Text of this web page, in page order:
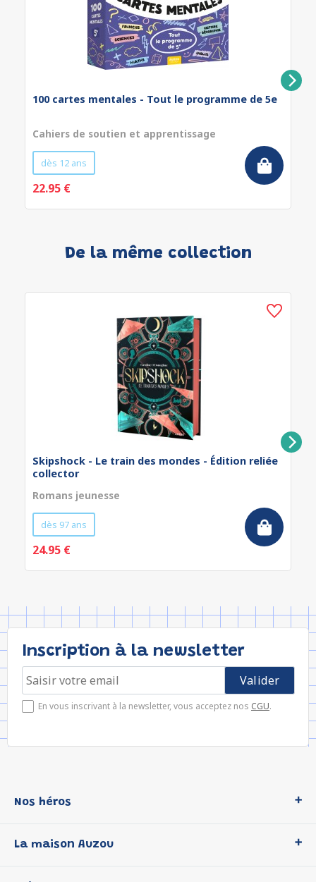
100 cartes mentales - Tout le programme de 5e
Cahiers de soutien et apprentissage
dès 12 ans
22.95 €
De la même collection
Skipshock - Le train des mondes - Édition reliée
collector
Romans jeunesse
dès 97 ans
24.95 €
Inscription à la newsletter
En vous inscrivant à la newsletter, vous acceptez nos CGU.
Nos héros
P'tit Loup
La maison Auzou